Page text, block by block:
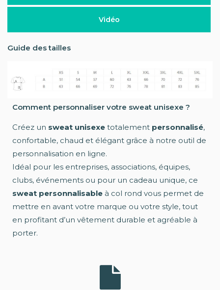
Vidéo
Guide des tailles
Comment personnaliser votre sweat unisexe ?
Créez un sweat unisexe totalement personnalisé,
confortable, chaud et élégant grâce à notre outil de
personnalisation en ligne.
Idéal pour les entreprises, associations, équipes,
clubs, événements ou pour un cadeau unique, ce
sweat personnalisable à col rond vous permet de
mettre en avant votre marque ou votre style, tout
en profitant d’un vêtement durable et agréable à
porter.